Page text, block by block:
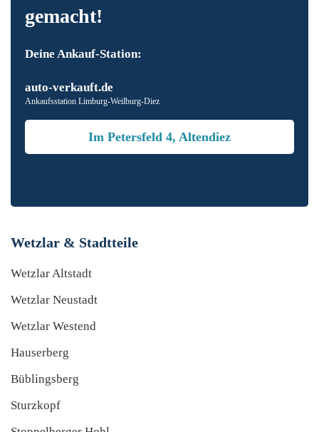
gemacht!
Deine Ankauf-Station:
auto-verkauft.de
Ankaufsstation Limburg-Weilburg-Diez
Im Petersfeld 4, Altendiez
Wetzlar & Stadtteile
Wetzlar Altstadt
Wetzlar Neustadt
Wetzlar Westend
Hauserberg
Büblingsberg
Sturzkopf